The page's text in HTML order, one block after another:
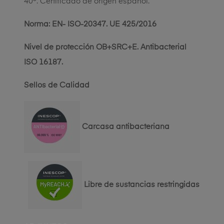
Norma: EN- ISO-20347. UE 425/2016
Nivel de protección OB+SRC+E. Antibacterial
ISO 16187.
Sellos de Calidad
Carcasa antibacteriana
Libre de sustancias restringidas